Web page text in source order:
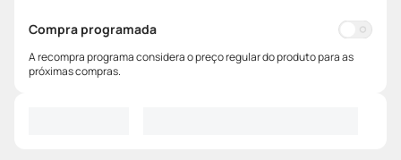
Compra programada
A recompra programa considera o preço regular do produto para as
próximas compras.